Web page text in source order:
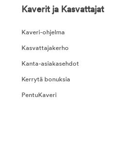
Kaverit ja Kasvattajat
Kaveri-ohjelma
Kasvattajakerho
Kanta-asiakasehdot
Kerrytä bonuksia
PentuKaveri